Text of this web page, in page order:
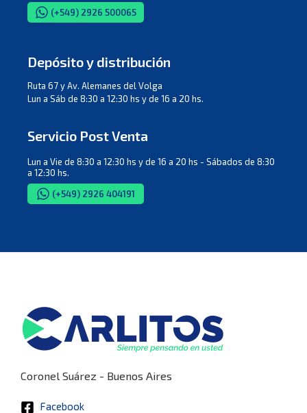
(+549) 2926 500065
Depósito y distribución
Ruta 67 y Av. Alemanes del Volga
Lun a Sáb de 8:30 a 12:30 hs y de 16 a 20 hs.
Servicio Post Venta
Lun a Vie de 8:30 a 12:30 hs y de 16 a 20 hs - Sábados de 8:30
a 12:30 hs.
(+549) 2926 404191
Coronel Suárez - Buenos Aires
Facebook